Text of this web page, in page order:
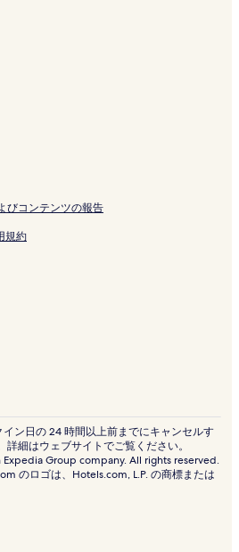
びコンテンツの報告
規約
ン日の 24 時間以上前までにキャンセルす
細はウェブサイトでご覧ください。
Group company. All rights reserved.
のロゴは、Hotels.com, L.P. の商標または